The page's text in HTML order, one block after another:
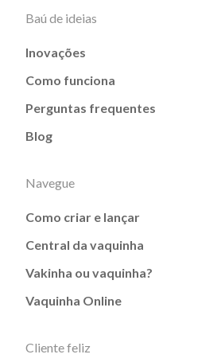
Baú de ideias
Inovações
Como funciona
Perguntas frequentes
Blog
Navegue
Como criar e lançar
Central da vaquinha
Vakinha ou vaquinha?
Vaquinha Online
Cliente feliz